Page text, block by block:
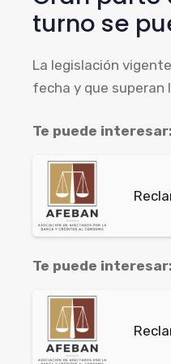
turno se
La legislación
fecha y que superan
Te puede interesar:
Te puede interesar: